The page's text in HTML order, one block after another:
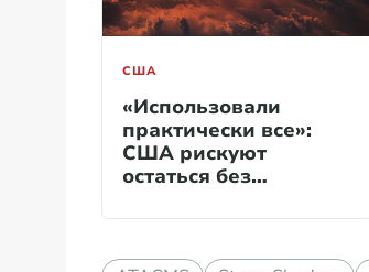
США
«Использовали
практически все»:
США рискуют
остаться без